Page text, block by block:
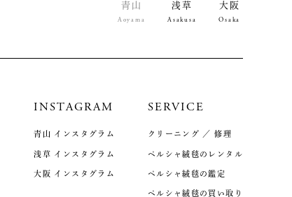
青山
Aoyama
浅草
Asakusa
大阪
Osaka
INSTAGRAM
青山 インスタグラム
浅草 インスタグラム
大阪 インスタグラム
SERVICE
クリーニング ／ 修理
ペルシャ絨毯のレンタル
ペルシャ絨毯の鑑定
ペルシャ絨毯の買い取り